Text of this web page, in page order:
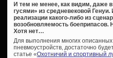
И тем не менее, как видим, даже
гусями» из средневековой
реализации какого-либо из
возобновляемость боеприпасов.
Хотя нет…
Для выполнения многих
пневмоустройств, достаточно
статье «Охотничий и спортивный